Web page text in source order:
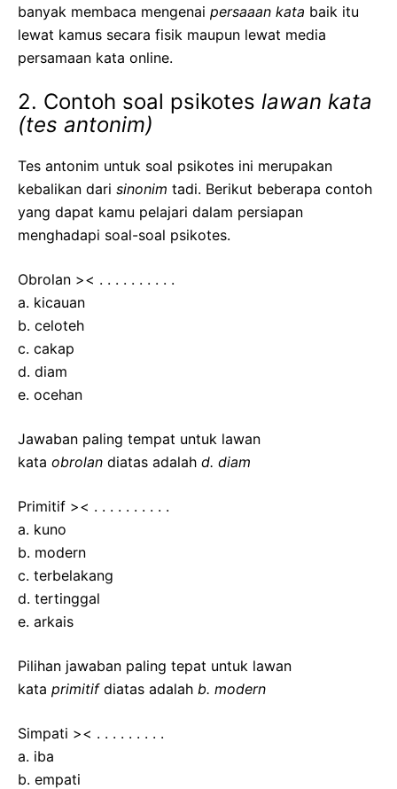
banyak membaca mengenai persaaan kata baik itu
lewat kamus secara fisik maupun lewat media
persamaan kata online.
2. Contoh soal psikotes lawan kata
(tes antonim)
Tes antonim untuk soal psikotes ini merupakan
kebalikan dari sinonim tadi. Berikut beberapa contoh
yang dapat kamu pelajari dalam persiapan
menghadapi soal-soal psikotes.
Obrolan >< . . . . . . . . . .
a. kicauan
b. celoteh
c. cakap
d. diam
e. ocehan
Jawaban paling tempat untuk lawan
kata obrolan diatas adalah d. diam
Primitif >< . . . . . . . . . .
a. kuno
b. modern
c. terbelakang
d. tertinggal
e. arkais
Pilihan jawaban paling tepat untuk lawan
kata primitif diatas adalah b. modern
Simpati >< . . . . . . . . .
a. iba
b. empati